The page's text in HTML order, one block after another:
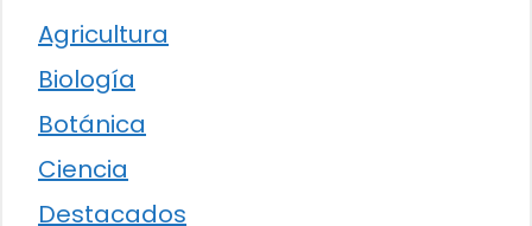
Agricultura
Biología
Botánica
Ciencia
Destacados